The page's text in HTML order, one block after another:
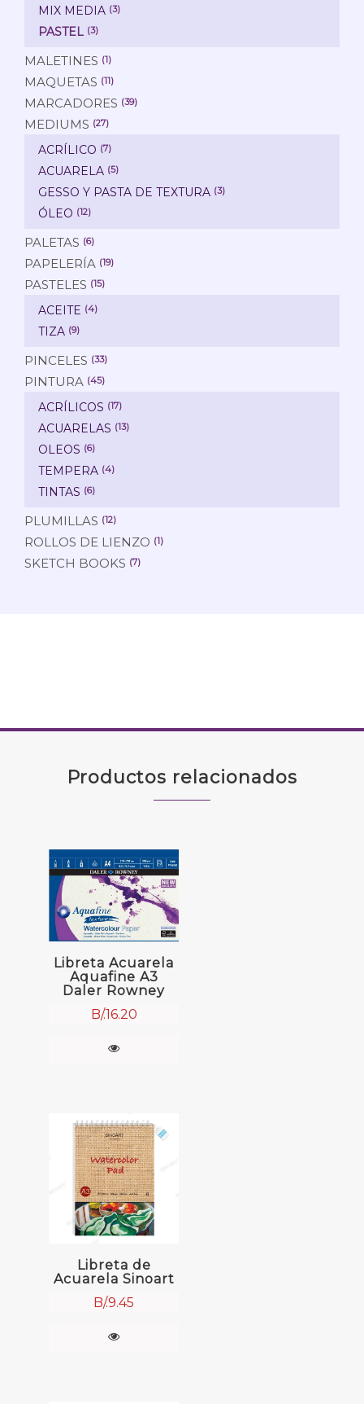
MIX MEDIA (3)
PASTEL (3)
MALETINES (1)
MAQUETAS (11)
MARCADORES (39)
MEDIUMS (27)
ACRÍLICO (7)
ACUARELA (5)
GESSO Y PASTA DE TEXTURA (3)
ÓLEO (12)
PALETAS (6)
PAPELERÍA (19)
PASTELES (15)
ACEITE (4)
TIZA (9)
PINCELES (33)
PINTURA (45)
ACRÍLICOS (17)
ACUARELAS (13)
OLEOS (6)
TEMPERA (4)
TINTAS (6)
PLUMILLAS (12)
ROLLOS DE LIENZO (1)
SKETCH BOOKS (7)
Productos relacionados
Libreta Acuarela
Aquafine A3
Daler Rowney
B/.16.20
Libreta de
Acuarela Sinoart
B/.9.45